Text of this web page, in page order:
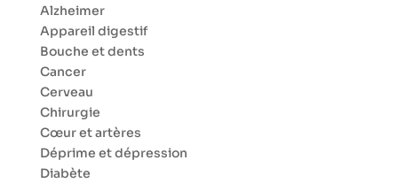
Alzheimer
Appareil digestif
Bouche et dents
Cancer
Cerveau
Chirurgie
Cœur et artères
Déprime et dépression
Diabète